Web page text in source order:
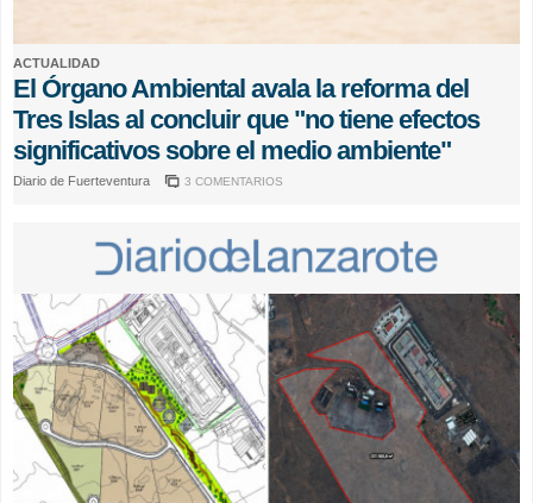
ACTUALIDAD
El Órgano Ambiental avala la reforma del
Tres Islas al concluir que "no tiene efectos
significativos sobre el medio ambiente"
Diario de Fuerteventura 3 COMENTARIOS